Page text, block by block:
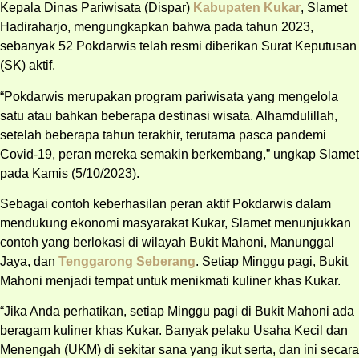
Kepala Dinas Pariwisata (Dispar) Kabupaten Kukar, Slamet
Hadiraharjo, mengungkapkan bahwa pada tahun 2023,
sebanyak 52 Pokdarwis telah resmi diberikan Surat Keputusan
(SK) aktif.
“Pokdarwis merupakan program pariwisata yang mengelola
satu atau bahkan beberapa destinasi wisata. Alhamdulillah,
setelah beberapa tahun terakhir, terutama pasca pandemi
Covid-19, peran mereka semakin berkembang,” ungkap Slamet
pada Kamis (5/10/2023).
Sebagai contoh keberhasilan peran aktif Pokdarwis dalam
mendukung ekonomi masyarakat Kukar, Slamet menunjukkan
contoh yang berlokasi di wilayah Bukit Mahoni, Manunggal
Jaya, dan Tenggarong Seberang. Setiap Minggu pagi, Bukit
Mahoni menjadi tempat untuk menikmati kuliner khas Kukar.
“Jika Anda perhatikan, setiap Minggu pagi di Bukit Mahoni ada
beragam kuliner khas Kukar. Banyak pelaku Usaha Kecil dan
Menengah (UKM) di sekitar sana yang ikut serta, dan ini secara